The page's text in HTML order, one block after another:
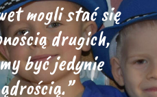
mogli stać się
drugich,
być jedynie